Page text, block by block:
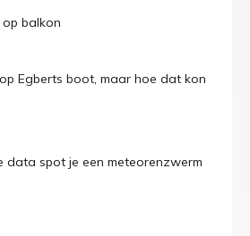
balkon
Egberts boot, maar hoe dat kon
data spot je een meteorenzwerm